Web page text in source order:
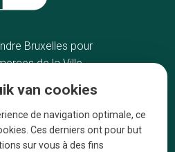
Bruxelles pour
de la Ville
De ambachtslieden
Over ons
Ze praten over ons!
van cookies
de navigation optimale, ce
Ces derniers ont pour but
sur vous à des fins